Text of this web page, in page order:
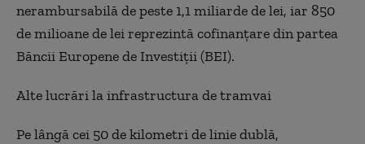
nerambursabilă de peste 1,1 miliarde de lei, iar 850
de milioane de lei reprezintă cofinanțare din partea
Băncii Europene de Investiții (BEI).
Alte lucrări la infrastructura de tramvai
Pe lângă cei 50 de kilometri de linie dublă,